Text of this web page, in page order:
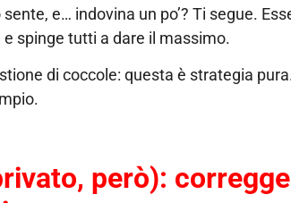
e… indovina un po’? Ti segue.
spinge tutti a dare il massimo.
di coccole: questa è strategia
però):